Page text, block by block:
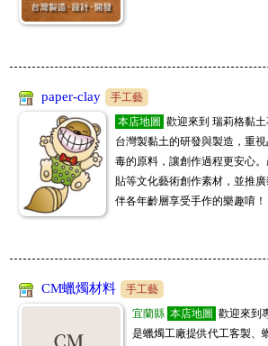
paper-clay
手工藝
本店地圖 歡迎來到 瑞莉格黏
台灣製黏土的研發與製造，重
毒的原料，讓創作過程更安心
貼等文化藝術創作素材，並推
伴各年齡層享受手作的樂趣唷！
CM蠟燭材料
手工藝
宜蘭縣 本店地圖 歡迎來到
是蠟燭工廠提供代工客製、